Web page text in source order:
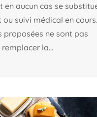
en aucun cas se
suivi médical en
proposées ne sont pas
la...